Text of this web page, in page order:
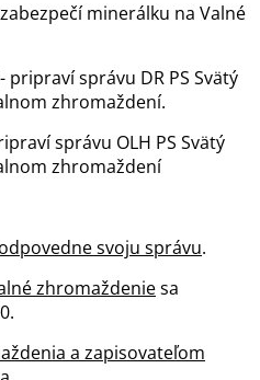
minerálku na Valné
- pripraví správu DR PS Svätý
zhromaždení.
správu OLH PS Svätý
zhromaždení
svoju správu.
zhromaždeniesa
a zapisovateľom